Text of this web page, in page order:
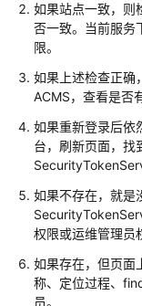
介
绍
计
费
明
速
入
门
AppStage
使
如果站点一致，则
否一致。当前服务
限。
如果上述检查正确
ACMS，查看是否
如果重新登录后依
台，刷新页面，找
如果不存在，就是
权限或运维管理员
如果存在，但页面
称、定位过程、
员。